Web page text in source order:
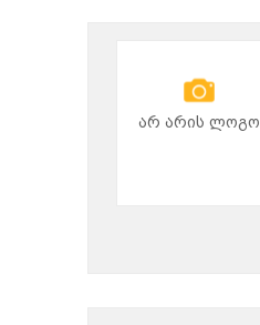
არ არის ლოგო